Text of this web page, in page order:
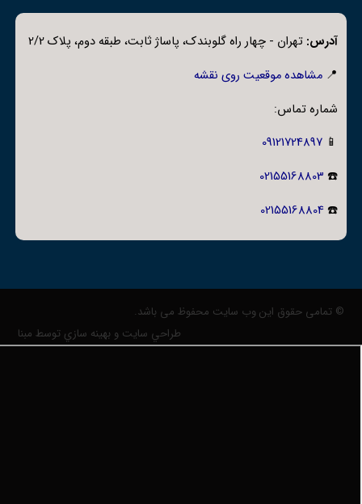
آدرس: تهران - چهار راه گلوبندک، پاساژ ثابت، طبقه دوم، پلاک 2/2
📍مشاهده موقعیت روی نقشه
شماره تماس:
📱
09121724897
☎️
02155168803
☎️
02155168804
© تمامی حقوق این وب سایت محفوظ می باشد.
طراحي سايت و بهينه سازي توسط مبنا